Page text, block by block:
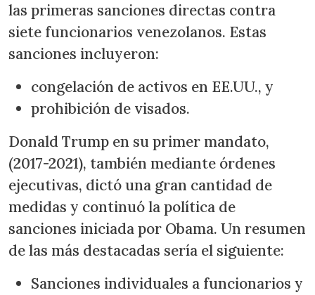
las primeras sanciones directas contra
siete funcionarios venezolanos. Estas
sanciones incluyeron:
congelación de activos en EE.UU., y
prohibición de visados.
Donald Trump en su primer mandato,
(2017-2021), también mediante órdenes
ejecutivas, dictó una gran cantidad de
medidas y continuó la política de
sanciones iniciada por Obama. Un resumen
de las más destacadas sería el siguiente:
Sanciones individuales a funcionarios y